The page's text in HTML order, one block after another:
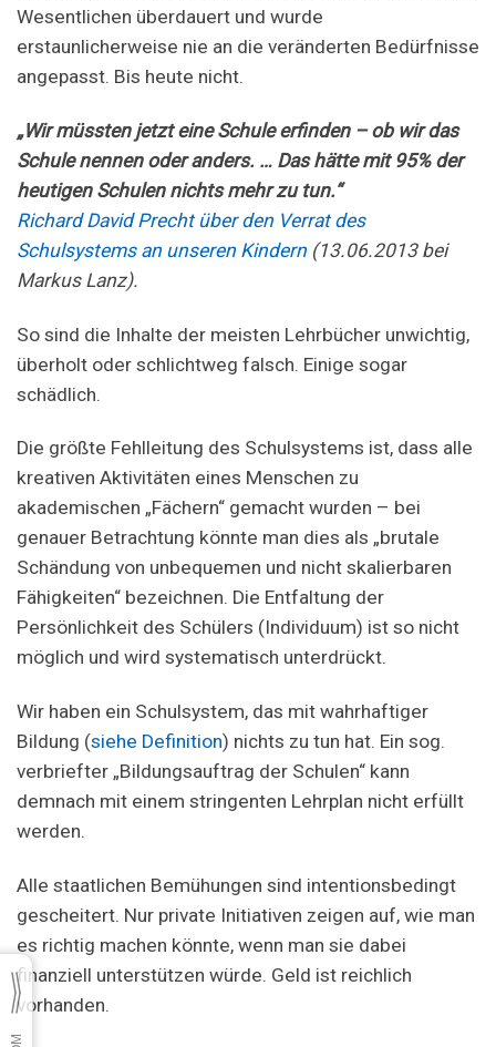
Wesentlichen überdauert und wurde
erstaunlicherweise nie an die veränderten Bedürfnisse
angepasst. Bis heute nicht.
„Wir müssten jetzt eine Schule erfinden – ob wir das
Schule nennen oder anders. … Das hätte mit 95% der
heutigen Schulen nichts mehr zu tun.“
Richard David Precht über den Verrat des
Schulsystems an unseren Kindern (13.06.2013 bei
Markus Lanz).
So sind die Inhalte der meisten Lehrbücher unwichtig,
überholt oder schlichtweg falsch. Einige sogar
schädlich.
Die größte Fehlleitung des Schulsystems ist, dass alle
kreativen Aktivitäten eines Menschen zu
akademischen „Fächern“ gemacht wurden – bei
genauer Betrachtung könnte man dies als „brutale
Schändung von unbequemen und nicht skalierbaren
Fähigkeiten“ bezeichnen. Die Entfaltung der
Persönlichkeit des Schülers (Individuum) ist so nicht
möglich und wird systematisch unterdrückt.
Wir haben ein Schulsystem, das mit wahrhaftiger
Bildung (siehe Definition) nichts zu tun hat. Ein sog.
verbriefter „Bildungsauftrag der Schulen“ kann
demnach mit einem stringenten Lehrplan nicht erfüllt
werden.
Alle staatlichen Bemühungen sind intentionsbedingt
gescheitert. Nur private Initiativen zeigen auf, wie man
es richtig machen könnte, wenn man sie dabei
finanziell unterstützen würde. Geld ist reichlich
vorhanden.